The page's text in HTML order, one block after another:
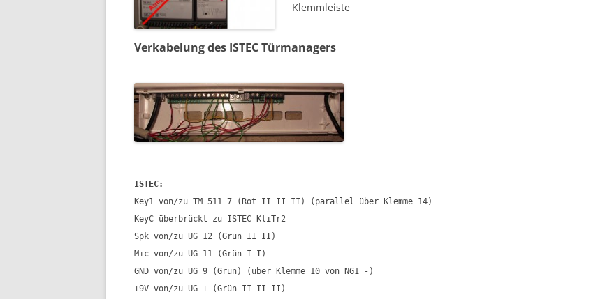
Klemmleiste
Verkabelung des ISTEC Türmanagers
ISTEC:
Key1 von/zu TM 511 7 (Rot II II II) (parallel über Klemme 14)
KeyC überbrückt zu ISTEC KliTr2
Spk von/zu UG 12 (Grün II II)
Mic von/zu UG 11 (Grün I I)
GND von/zu UG 9 (Grün) (über Klemme 10 von NG1 -)
+9V von/zu UG + (Grün II II II)